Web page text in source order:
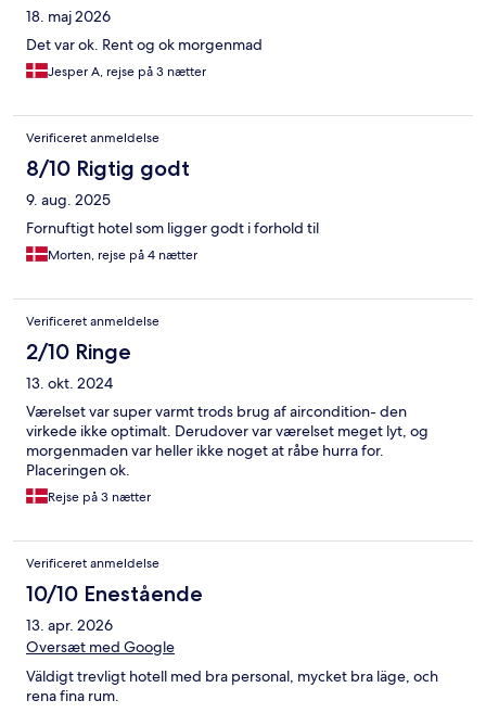
18. maj 2026
Det var ok. Rent og ok morgenmad
Jesper A, rejse på 3 nætter
Verificeret anmeldelse
8/10 Rigtig godt
9. aug. 2025
Fornuftigt hotel som ligger godt i forhold til
Morten, rejse på 4 nætter
Verificeret anmeldelse
2/10 Ringe
13. okt. 2024
Værelset var super varmt trods brug af aircondition- den
virkede ikke optimalt. Derudover var værelset meget lyt, og
morgenmaden var heller ikke noget at råbe hurra for.
Placeringen ok.
Rejse på 3 nætter
Verificeret anmeldelse
10/10 Enestående
13. apr. 2026
Oversæt med Google
Väldigt trevligt hotell med bra personal, mycket bra läge, och
rena fina rum.